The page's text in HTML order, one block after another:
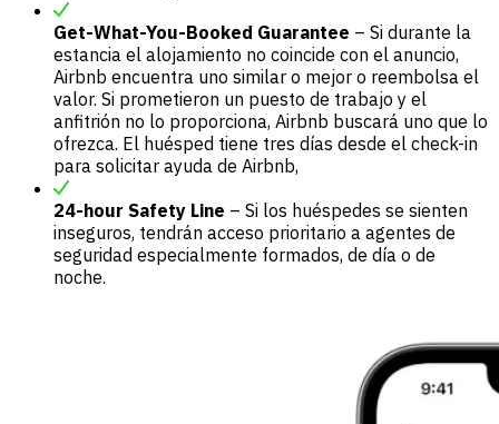
Get-What-You-Booked Guarantee – Si durante la
estancia el alojamiento no coincide con el anuncio,
Airbnb encuentra uno similar o mejor o reembolsa el
valor. Si prometieron un puesto de trabajo y el
anfitrión no lo proporciona, Airbnb buscará uno que lo
ofrezca. El huésped tiene tres días desde el check-in
para solicitar ayuda de Airbnb,
24-hour Safety Line – Si los huéspedes se sienten
inseguros, tendrán acceso prioritario a agentes de
seguridad especialmente formados, de día o de
noche.